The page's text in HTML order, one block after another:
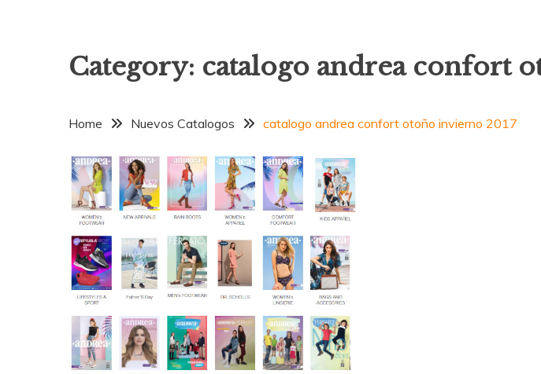
Category: catalogo andrea confort
Home Nuevos Catalogos catalogo andrea confort otoño invierno 2017